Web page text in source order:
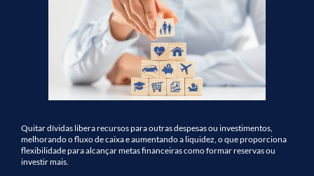
Quitar dívidas libera recursos para outras despesas ou investimentos,
melhorando o fluxo de caixa e aumentando a liquidez, o que proporciona
flexibilidade para alcançar metas financeiras como formar reservas ou
investir mais.